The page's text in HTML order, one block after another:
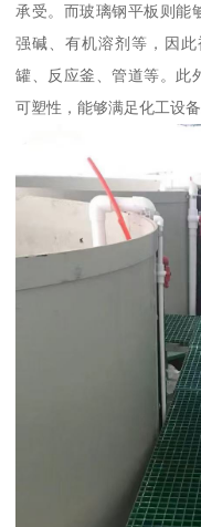
承受。而玻璃钢平板则能
强碱、有机溶剂等，因
罐、反应釜、管道等。此
可塑性，能够满足化工设